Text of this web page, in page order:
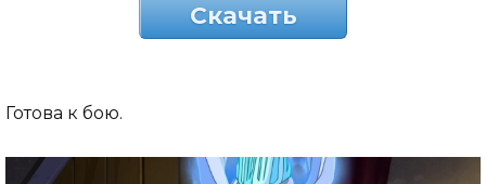
Скачать
Готова к бою.